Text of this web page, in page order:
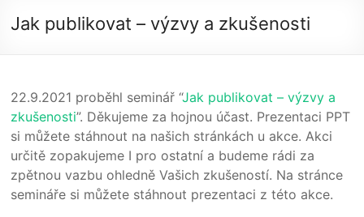
Laboratoř
aplikované
v
dopravě
a
logistice
Jak publikovat – výzvy a zkušenosti
22.9.2021 proběhl seminář “Jak publikovat – výzvy a
zkušenosti”. Děkujeme za hojnou účast. Prezentaci PPT
si můžete stáhnout na našich stránkách u akce. Akci
určitě zopakujeme I pro ostatní a budeme rádi za
zpětnou vazbu ohledně Vašich zkušeností. Na stránce
semináře si můžete stáhnout prezentaci z této akce.